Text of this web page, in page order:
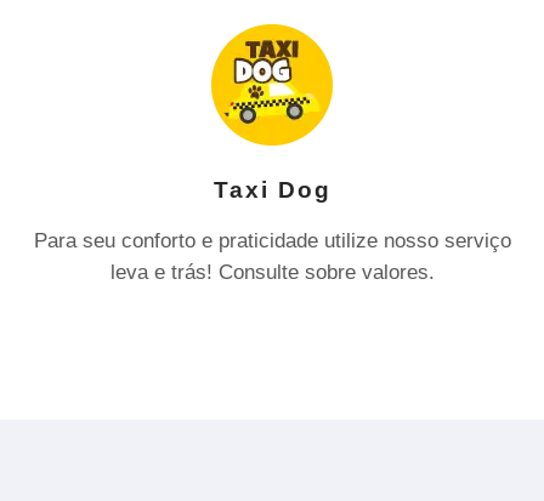
Taxi Dog
Para seu conforto e praticidade utilize nosso serviço
leva e trás! Consulte sobre valores.